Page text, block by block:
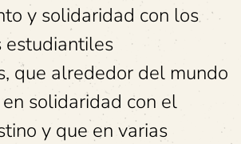
y solidaridad con los
estudiantiles
que alrededor del mundo
solidaridad con el
y que en varias